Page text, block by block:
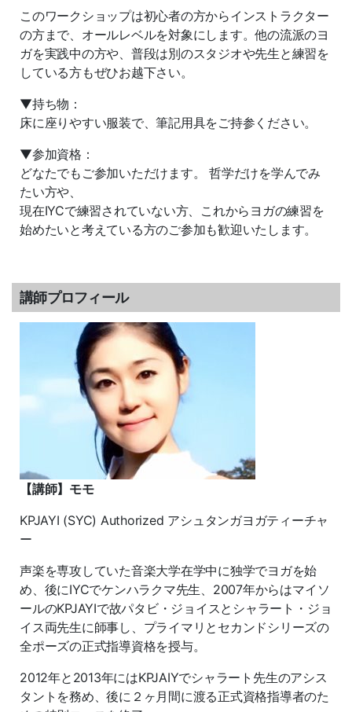
このワークショップは初心者の方からインストラクター
の方まで、オールレベルを対象にします。他の流派のヨ
ガを実践中の方や、普段は別のスタジオや先生と練習を
している方もぜひお越下さい。
▼持ち物：
床に座りやすい服装で、筆記用具をご持参ください。
▼参加資格：
どなたでもご参加いただけます。 哲学だけを学んでみ
たい方や、
現在IYCで練習されていない方、これからヨガの練習を
始めたいと考えている方のご参加も歓迎いたします。
講師プロフィール
【講師】モモ
KPJAYI (SYC) Authorized アシュタンガヨガティーチャ
ー
声楽を専攻していた音楽大学在学中に独学でヨガを始
め、後にIYCでケンハラクマ先生、2007年からはマイソ
ールのKPJAYIで故パタビ・ジョイスとシャラート・ジョ
イス両先生に師事し、プライマリとセカンドシリーズの
全ポーズの正式指導資格を授与。
2012年と2013年にはKPJAIYでシャラート先生のアシス
タントを務め、後に２ヶ月間に渡る正式資格指導者のた